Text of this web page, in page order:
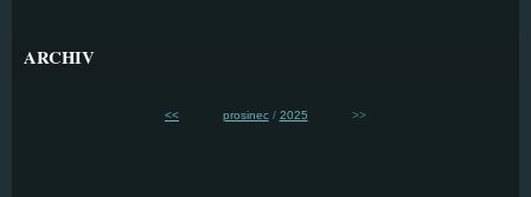
ARCHIV
<< prosinec/ 2025 >>